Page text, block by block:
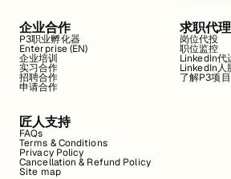
企业合作
P3职业孵化器
Enterprise (EN)
企业培训
实习合作
招聘合作
申请合作
求职代理
岗位代投
职位监控
LinkedIn代
LinkedIn人
了解P3项目
匠人支持
FAQs
Terms & Conditions
Privacy Policy
Cancellation & Refund Policy
Site map